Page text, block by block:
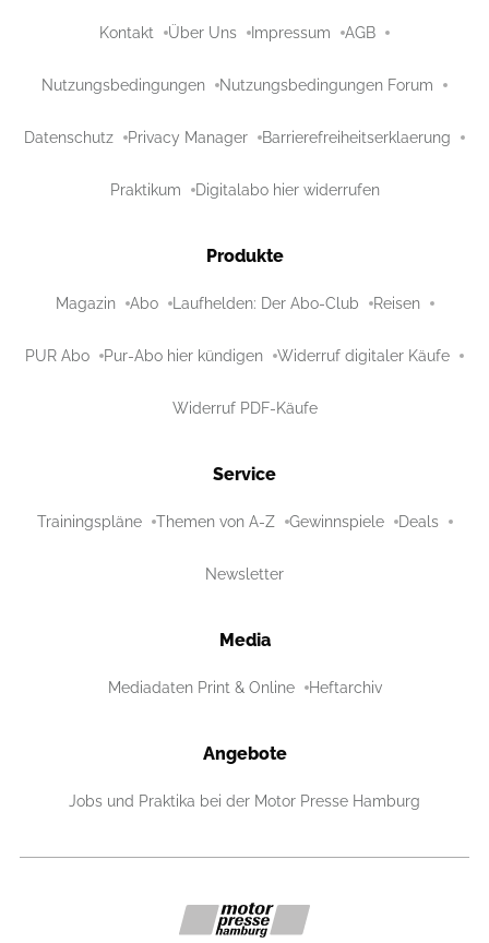
Kontakt Über Uns Impressum AGB
Nutzungsbedingungen Nutzungsbedingungen Forum
Datenschutz Privacy Manager Barrierefreiheitserklaerung
Praktikum Digitalabo hier widerrufen
Produkte
Magazin Abo Laufhelden: Der Abo-Club Reisen
PUR Abo Pur-Abo hier kündigen Widerruf digitaler Käufe
Widerruf PDF-Käufe
Service
Trainingspläne Themen von A-Z Gewinnspiele Deals
Newsletter
Media
Mediadaten Print & Online Heftarchiv
Angebote
Jobs und Praktika bei der Motor Presse Hamburg